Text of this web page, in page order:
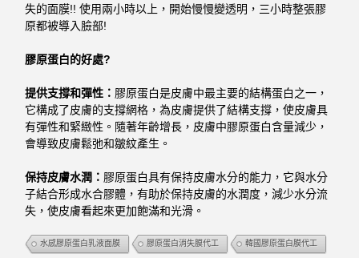
失的面膜!! 使用兩小時以上，開始慢慢變透明，三小時整張膠
原都被導入臉部!
膠原蛋白的好處?
提供支撐和彈性： 膠原蛋白是皮膚中最主要的結構蛋白之一，
它構成了皮膚的支撐網格，為皮膚提供了結構支撐，使皮膚具
有彈性和緊緻性。隨著年齡增長，皮膚中膠原蛋白含量減少，
會導致皮膚鬆弛和皺紋產生。
保持皮膚水潤： 膠原蛋白具有保持皮膚水分的能力，它與水分
子結合形成水合膠體，有助於保持皮膚的水潤度，減少水分流
失，使皮膚看起來更加飽滿和光滑。
水感膠原蛋白乳液面膜 膠原蛋白消失膜代工 韓國膠原蛋白膜代工